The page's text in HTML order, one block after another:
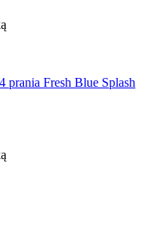
prania Fresh Blue Splash